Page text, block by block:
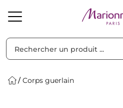
Corps guerlain